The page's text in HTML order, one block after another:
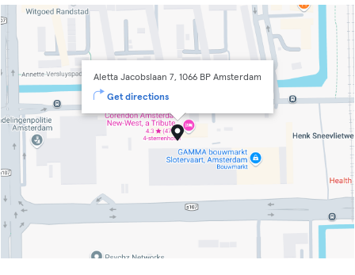
Aletta Jacobslaan 7, 1066 BP Amsterdam
Get directions